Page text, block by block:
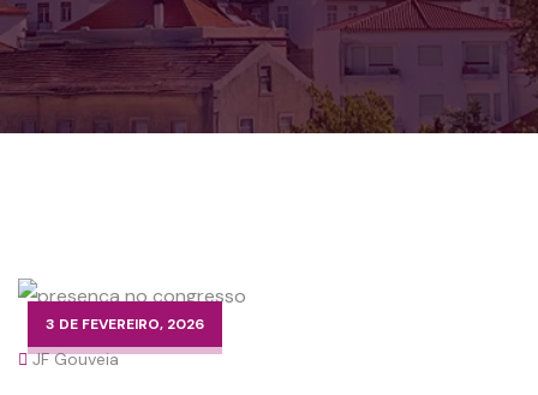
3 DE FEVEREIRO, 2026
JF Gouveia